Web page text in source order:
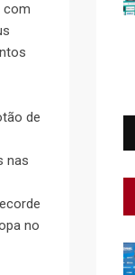
com
de
nas
no